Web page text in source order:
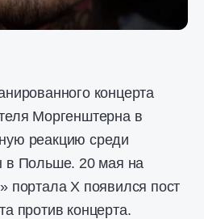
концерта
Моргенштерна в
реакцию среди
в Польше. 20 мая на
портала X появился пост
против концерта.